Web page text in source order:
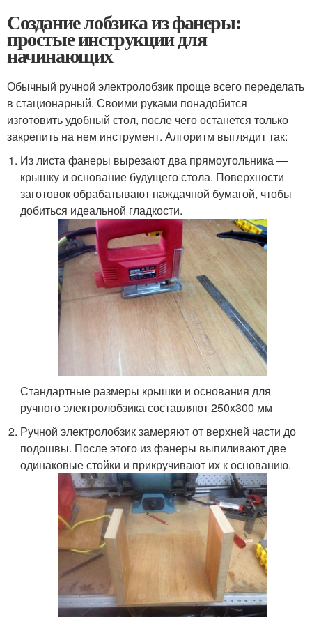
Создание лобзика из фанеры:
простые инструкции для
начинающих
Обычный ручной электролобзик проще всего переделать
в стационарный. Своими руками понадобится
изготовить удобный стол, после чего останется только
закрепить на нем инструмент. Алгоритм выглядит так:
Из листа фанеры вырезают два прямоугольника —
крышку и основание будущего стола. Поверхности
заготовок обрабатывают наждачной бумагой, чтобы
добиться идеальной гладкости.
Стандартные размеры крышки и основания для
ручного электролобзика составляют 250х300 мм
Ручной электролобзик замеряют от верхней части до
подошвы. После этого из фанеры выпиливают две
одинаковые стойки и прикручивают их к основанию.